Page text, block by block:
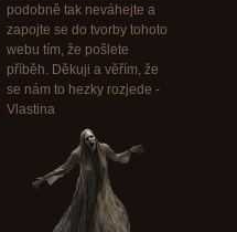
podobně tak neváhejte a
zapojte se do tvorby tohoto
webu tím, že pošlete
příběh. Děkuji a věřím, že
se nám to hezky rozjede -
Vlastina